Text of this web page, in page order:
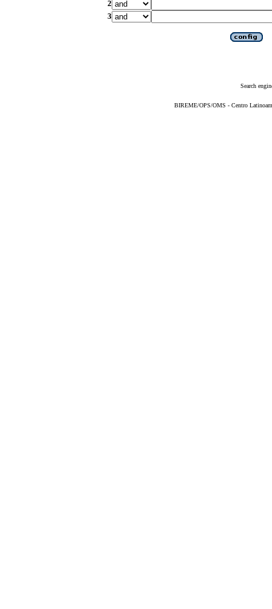
2
3
Search
BIREME/OPS/OMS - Centro